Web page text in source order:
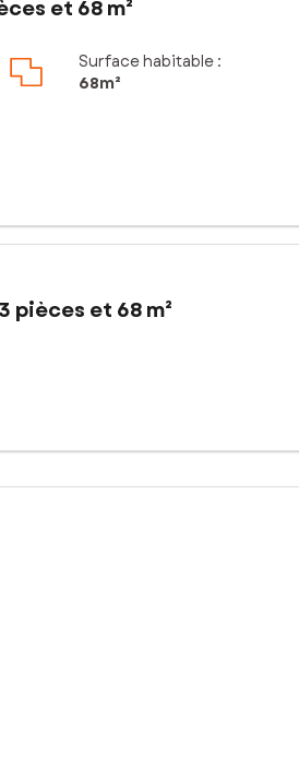
et 68 m²
Surface habitable :
68m²
et 68 m²
de quatre pièces vous propose :
20h.
et de l'habitation).
E-mail : noemie.simonel@safti.fr